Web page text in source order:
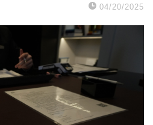
04/20/2025